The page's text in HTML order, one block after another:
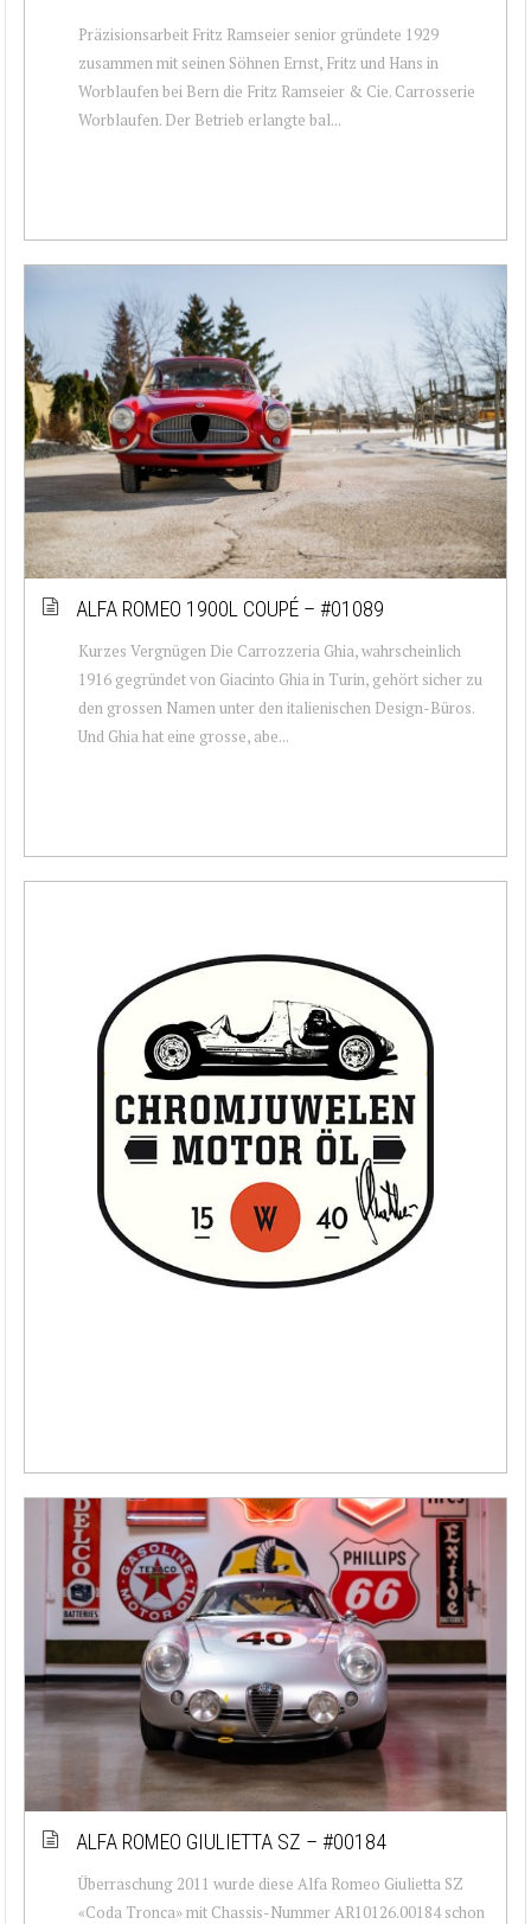
Präzisionsarbeit Fritz Ramseier senior gründete 1929
zusammen mit seinen Söhnen Ernst, Fritz und Hans in
Worblaufen bei Bern die Fritz Ramseier & Cie. Carrosserie
Worblaufen. Der Betrieb erlangte bal...
ALFA ROMEO 1900L COUPÉ – #01089
Kurzes Vergnügen Die Carrozzeria Ghia, wahrscheinlich
1916 gegründet von Giacinto Ghia in Turin, gehört sicher zu
den grossen Namen unter den italienischen Design-Büros.
Und Ghia hat eine grosse, abe...
ALFA ROMEO GIULIETTA SZ – #00184
Überraschung 2011 wurde diese Alfa Romeo Giulietta SZ
«Coda Tronca» mit Chassis-Nummer AR10126.00184 schon